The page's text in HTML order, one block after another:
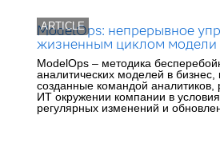
ARTICLE
ModelOps: непрерывное
жизненным циклом модели
ModelOps – методика
аналитических моделей в бизнес,
созданные командой аналитиков,
ИТ окружении компании в
регулярных изменений и